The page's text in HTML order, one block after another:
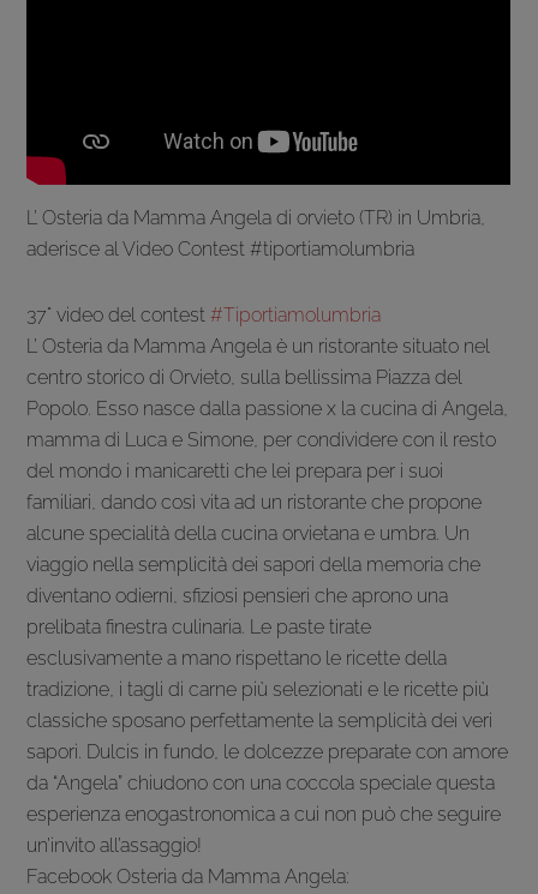
L’ Osteria da Mamma Angela di orvieto (TR) in Umbria,
aderisce al Video Contest #tiportiamolumbria
37° video del contest #Tiportiamolumbria
L’ Osteria da Mamma Angela è un ristorante situato nel
centro storico di Orvieto, sulla bellissima Piazza del
Popolo. Esso nasce dalla passione x la cucina di Angela,
mamma di Luca e Simone, per condividere con il resto
del mondo i manicaretti che lei prepara per i suoi
familiari, dando così vita ad un ristorante che propone
alcune specialità della cucina orvietana e umbra. Un
viaggio nella semplicità dei sapori della memoria che
diventano odierni, sfiziosi pensieri che aprono una
prelibata finestra culinaria. Le paste tirate
esclusivamente a mano rispettano le ricette della
tradizione, i tagli di carne più selezionati e le ricette più
classiche sposano perfettamente la semplicità dei veri
sapori. Dulcis in fundo, le dolcezze preparate con amore
da “Angela” chiudono con una coccola speciale questa
esperienza enogastronomica a cui non può che seguire
un’invito all’assaggio!
Facebook Osteria da Mamma Angela: